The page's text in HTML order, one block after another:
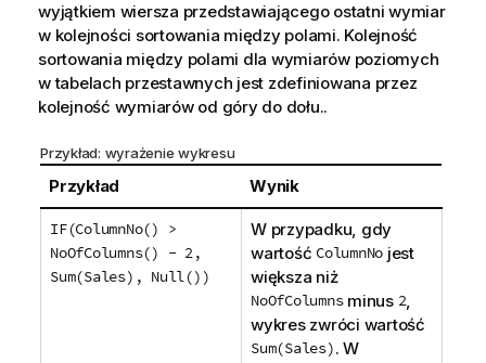
wyjątkiem wiersza przedstawiającego ostatni wymiar
w kolejności sortowania między polami. Kolejność
sortowania między polami dla wymiarów poziomych
w tabelach przestawnych jest zdefiniowana przez
kolejność wymiarów od góry do dołu..
Przykład: wyrażenie wykresu
Przykład Wynik
IF(ColumnNo() >
NoOfColumns() - 2,
Sum(Sales), Null())
W przypadku, gdy
wartość ColumnNo jest
większa niż
NoOfColumnsminus 2,
wykres zwróci wartość
Sum(Sales). W